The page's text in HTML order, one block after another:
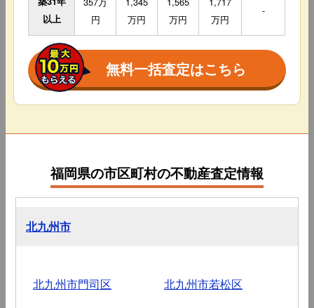
以上
円
万円
万円
万円
-
無料一括査定はこちら
福岡県の市区町村の不動産査定情報
北九州市
北九州市門司区 北九州市若松区